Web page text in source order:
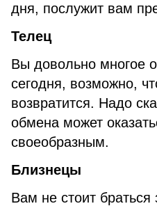
дня, послужит вам
Телец
Вы довольно многое
сегодня, возможно,
возвратится. Надо
обмена может
своеобразным.
Близнецы
Вам не стоит браться